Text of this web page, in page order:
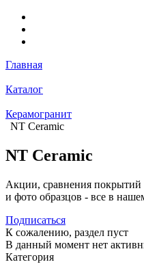
Главная
Каталог
Керамогранит
NT Ceramic
NT Ceramic
Акции, сравнения покрытий
и фото образцов - все в
Подписаться
К сожалению, раздел пуст
В данный момент нет
Категория